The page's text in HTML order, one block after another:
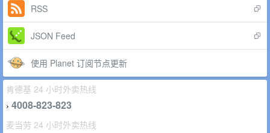
RSS
JSON Feed
使用 Planet 订阅节点更新
肯德基 24 小时外卖热线
› 4008-823-823
麦当劳 24 小时外卖热线